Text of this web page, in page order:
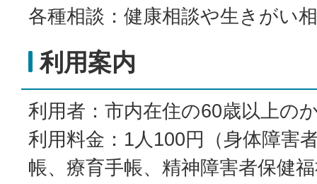
各種相談：健康相談や生きがい
利用案内
利用者：市内在住の60歳以上の
利用料金：1人100円（身体障害
帳、療育手帳、精神障害者保健